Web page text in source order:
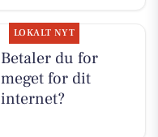
LOKALT NYT
Betaler du for
meget for dit
internet?